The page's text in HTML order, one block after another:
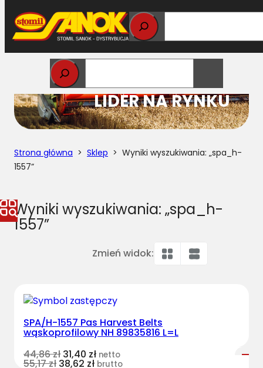
Przejdź
do
treści
STOMIL
LIDER NA RYNKU
Strona główna > Sklep > Wyniki wyszukiwania: „spa_h-
1557”
Wyniki wyszukiwania: „spa_h-
1557”
Zmień widok:
SPA/H-1557 Pas Harvest Belts
wąskoprofilowy NH 89835816 L=L
44,86zł 31,40 zł netto
55,17zł 38,62 zł brutto